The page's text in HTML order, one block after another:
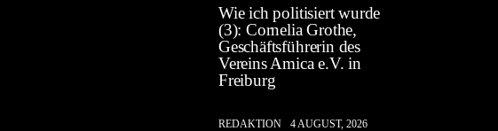
Wie ich politisiert wurde
(3): Cornelia Grothe,
Geschäftsführerin des
Vereins Amica e.V. in
Freiburg
REDAKTION 4 AUGUST, 2026